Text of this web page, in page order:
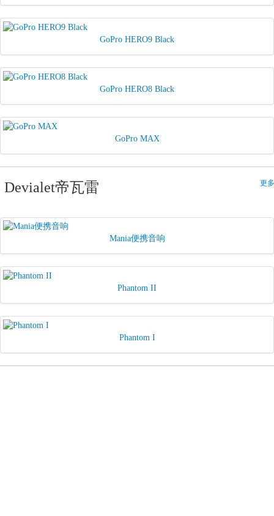
GoPro HERO9 Black
GoPro HERO8 Black
GoPro MAX
Devialet帝瓦雷 更
Mania便携音响
Phantom II
Phantom I